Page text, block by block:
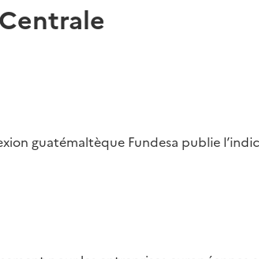
guatémaltèque Fundesa publie